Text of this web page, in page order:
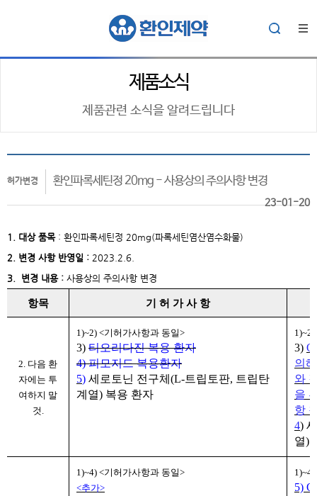
제품소식
제품관련 소식을 알려드립니다
허가변경 환인파록세틴정 20mg - 사용상의 주의사항 변경
23-01-20
1. 대상품목 : 환인파록세틴정 20mg(파록세틴염산염수화물)
2. 변경 사항 반영일 : 2023.2.6.
3. 변경 내용 : 사용상의 주의사항 변경
항목 기 허 가 사 항
2. 다음 환
자에는 투
여하지 말
것 .
1)~2) <기허가사항과 동일>
3) 티오리다진 복용 환자
4)피모지드 복용환자
5) 세로토닌 전구체 (L-트립토판, 트립탄
계열) 복용 환자
1)~2)
3)
의
와
을
항
4)
열)
1)~4) <기허가사항과 동일>
<추가>
1)~4)
5)